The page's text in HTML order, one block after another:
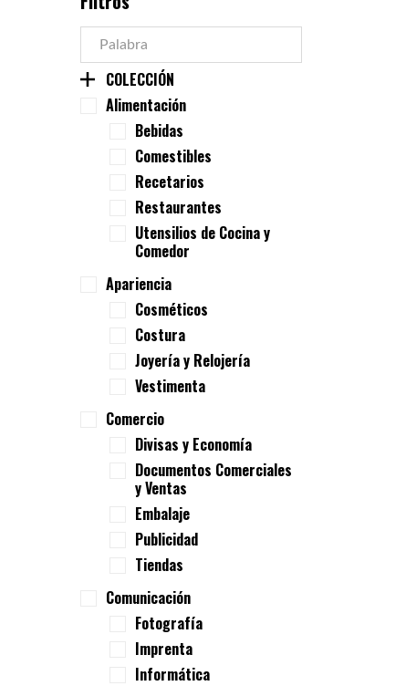
COLECCIÓN
Alimentación
Bebidas
Comestibles
Recetarios
Restaurantes
Utensilios de Cocina y
Comedor
Apariencia
Cosméticos
Costura
Joyería y Relojería
Vestimenta
Comercio
Divisas y Economía
Documentos Comerciales
y Ventas
Embalaje
Publicidad
Tiendas
Comunicación
Fotografía
Imprenta
Informática